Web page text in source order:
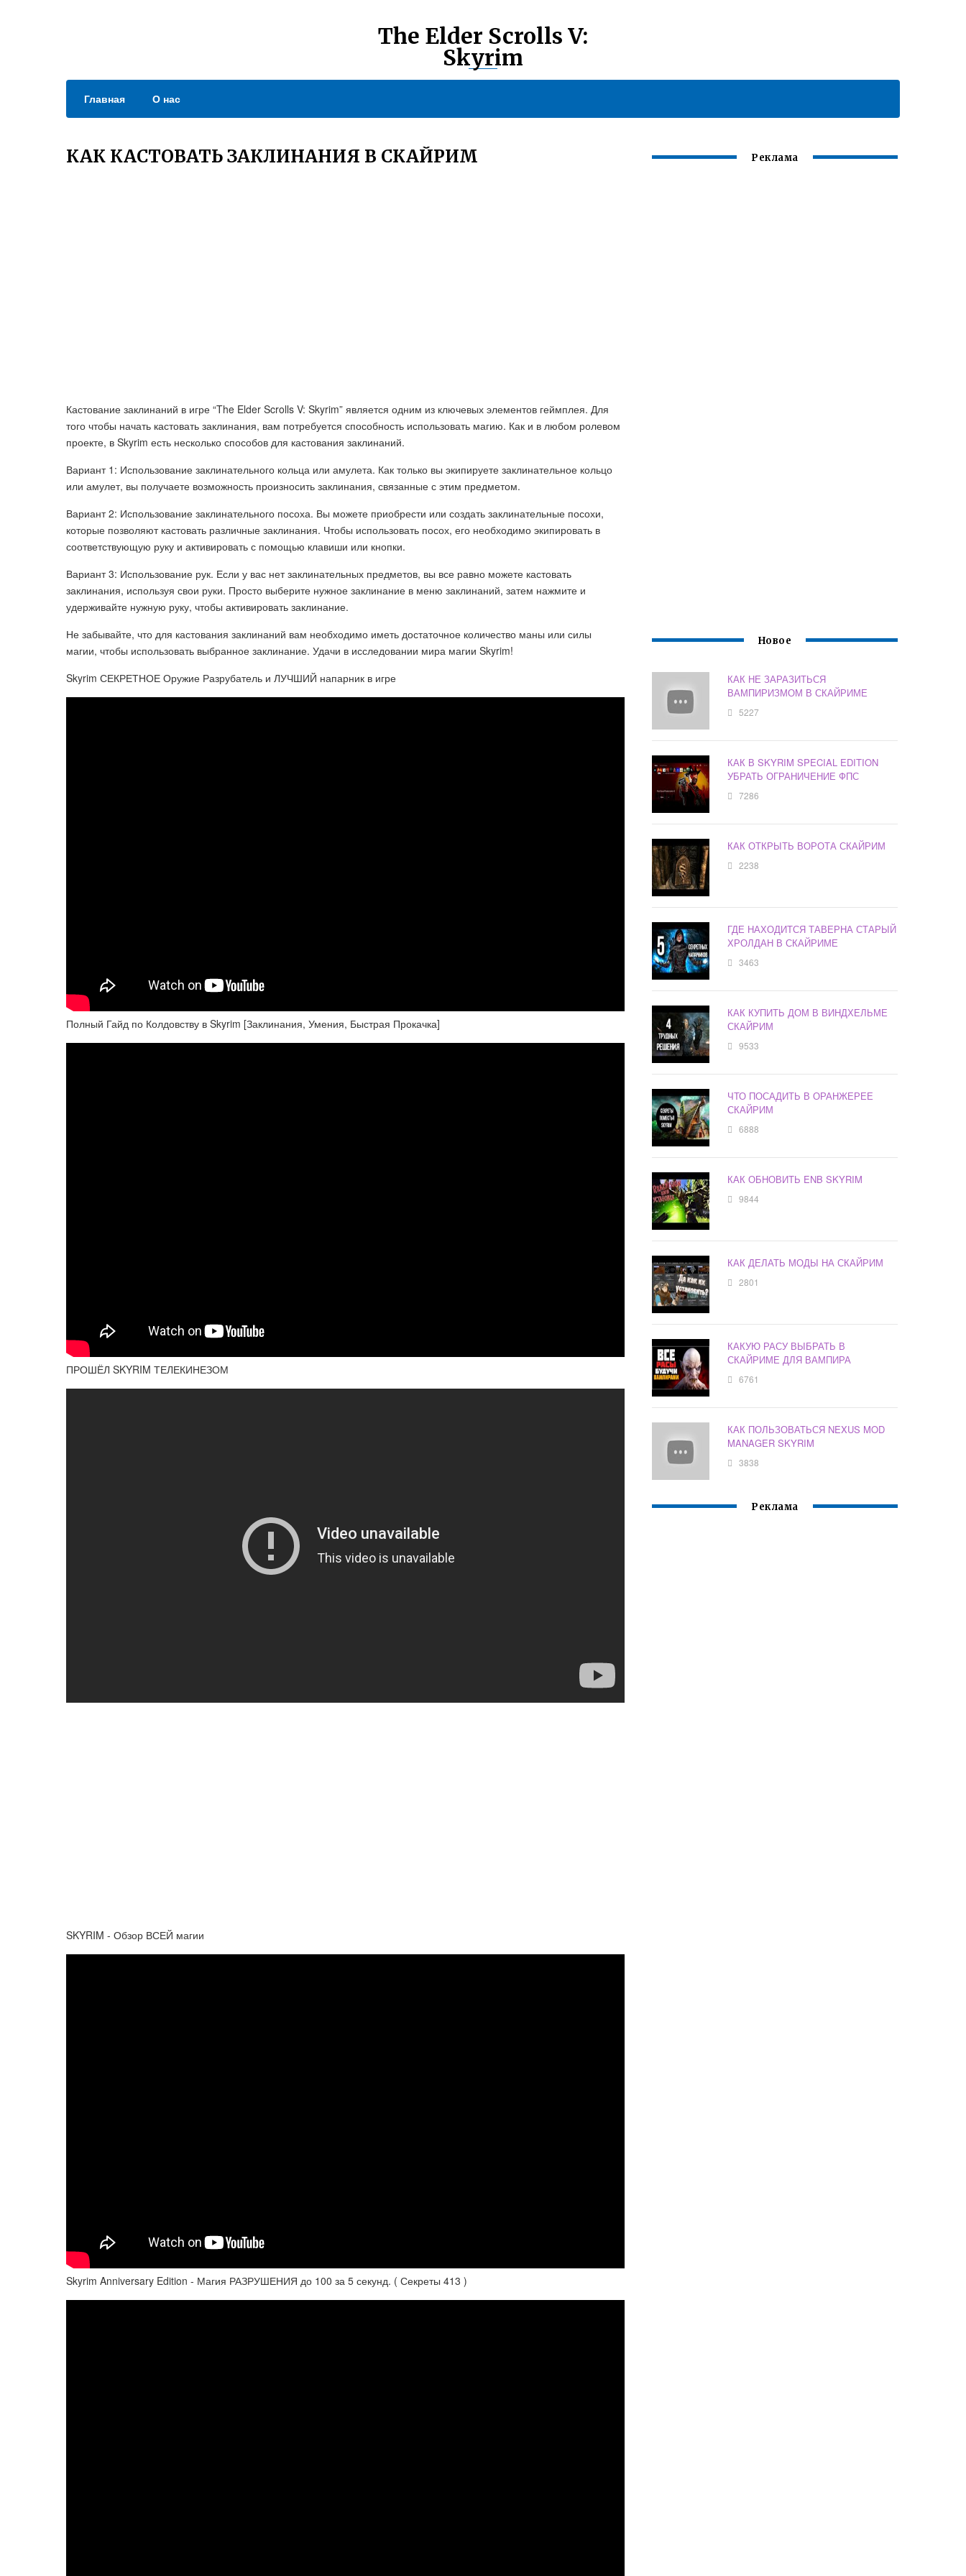
The Elder Scrolls V:
Skyrim
Главная О нас
КАК КАСТОВАТЬ ЗАКЛИНАНИЯ В СКАЙРИМ
Кастование заклинаний в игре “The Elder Scrolls V: Skyrim” является одним из ключевых элементов геймплея. Для
того чтобы начать кастовать заклинания, вам потребуется способность использовать магию. Как и в любом ролевом
проекте, в Skyrim есть несколько способов для кастования заклинаний.
Вариант 1: Использование заклинательного кольца или амулета. Как только вы экипируете заклинательное кольцо
или амулет, вы получаете возможность произносить заклинания, связанные с этим предметом.
Вариант 2: Использование заклинательного посоха. Вы можете приобрести или создать заклинательные посохи,
которые позволяют кастовать различные заклинания. Чтобы использовать посох, его необходимо экипировать в
соответствующую руку и активировать с помощью клавиши или кнопки.
Вариант 3: Использование рук. Если у вас нет заклинательных предметов, вы все равно можете кастовать
заклинания, используя свои руки. Просто выберите нужное заклинание в меню заклинаний, затем нажмите и
удерживайте нужную руку, чтобы активировать заклинание.
Не забывайте, что для кастования заклинаний вам необходимо иметь достаточное количество маны или силы
магии, чтобы использовать выбранное заклинание. Удачи в исследовании мира магии Skyrim!
Skyrim СЕКРЕТНОЕ Оружие Разрубатель и ЛУЧШИЙ напарник в игре
Полный Гайд по Колдовству в Skyrim [Заклинания, Умения, Быстрая Прокачка]
ПРОШЁЛ SKYRIM ТЕЛЕКИНЕЗОМ
SKYRIM - Обзор ВСЕЙ магии
Skyrim Anniversary Edition - Магия РАЗРУШЕНИЯ до 100 за 5 секунд. ( Секреты 413 )
Реклама
Новое
КАК НЕ ЗАРАЗИТЬСЯ
ВАМПИРИЗМОМ В СКАЙРИМЕ
5227
КАК В SKYRIM SPECIAL EDITION
УБРАТЬ ОГРАНИЧЕНИЕ ФПС
7286
КАК ОТКРЫТЬ ВОРОТА СКАЙРИМ
2238
ГДЕ НАХОДИТСЯ ТАВЕРНА СТАРЫЙ
ХРОЛДАН В СКАЙРИМЕ
3463
КАК КУПИТЬ ДОМ В ВИНДХЕЛЬМЕ
СКАЙРИМ
9533
ЧТО ПОСАДИТЬ В ОРАНЖЕРЕЕ
СКАЙРИМ
6888
КАК ОБНОВИТЬ ENB SKYRIM
9844
КАК ДЕЛАТЬ МОДЫ НА СКАЙРИМ
2801
КАКУЮ РАСУ ВЫБРАТЬ В
СКАЙРИМЕ ДЛЯ ВАМПИРА
6761
КАК ПОЛЬЗОВАТЬСЯ NEXUS MOD
MANAGER SKYRIM
3838
Реклама